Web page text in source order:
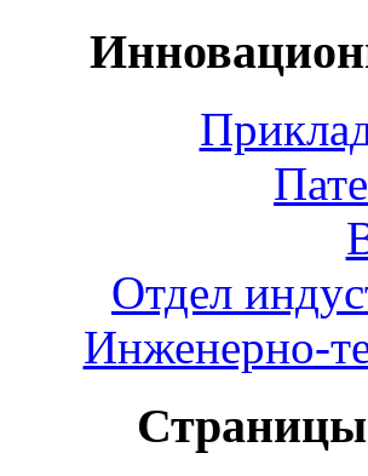
Отдел
Инженерно-
Страницы